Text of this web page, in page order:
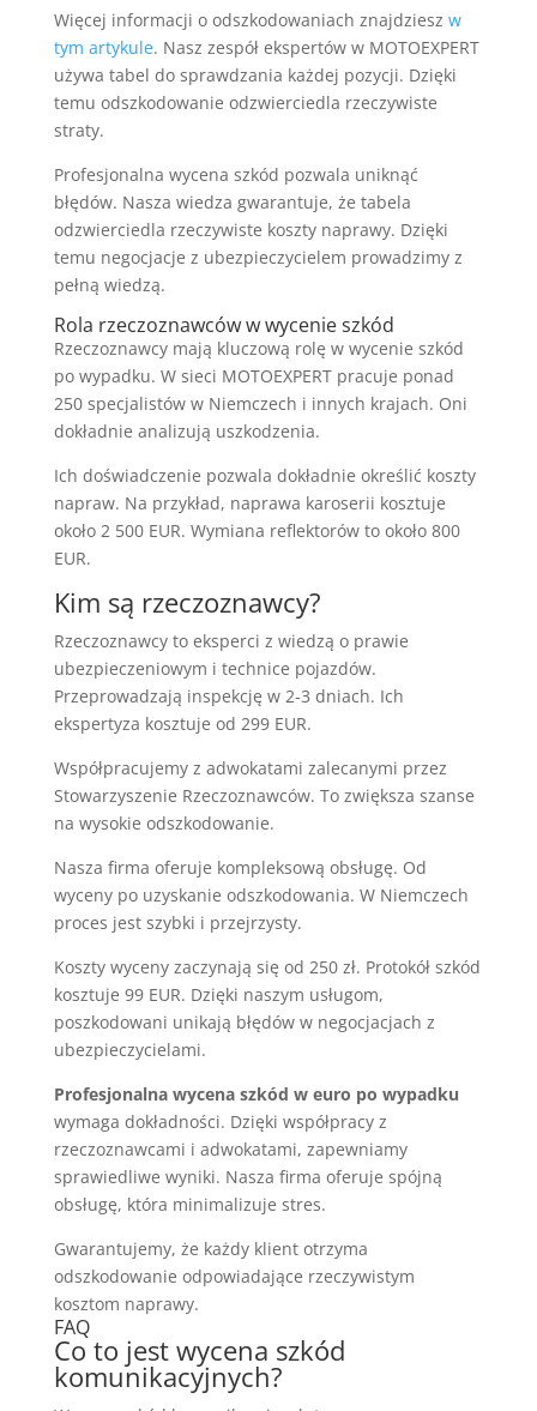
Więcej informacji o odszkodowaniach znajdziesz w
tym artykule. Nasz zespół ekspertów w MOTOEXPERT
używa tabel do sprawdzania każdej pozycji. Dzięki
temu odszkodowanie odzwierciedla rzeczywiste
straty.
Profesjonalna wycena szkód pozwala uniknąć
błędów. Nasza wiedza gwarantuje, że tabela
odzwierciedla rzeczywiste koszty naprawy. Dzięki
temu negocjacje z ubezpieczycielem prowadzimy z
pełną wiedzą.
Rola rzeczoznawców w wycenie szkód
Rzeczoznawcy mają kluczową rolę w wycenie szkód
po wypadku. W sieci MOTOEXPERT pracuje ponad
250 specjalistów w Niemczech i innych krajach. Oni
dokładnie analizują uszkodzenia.
Ich doświadczenie pozwala dokładnie określić koszty
napraw. Na przykład, naprawa karoserii kosztuje
około 2 500 EUR. Wymiana reflektorów to około 800
EUR.
Kim są rzeczoznawcy?
Rzeczoznawcy to eksperci z wiedzą o prawie
ubezpieczeniowym i technice pojazdów.
Przeprowadzają inspekcję w 2-3 dniach. Ich
ekspertyza kosztuje od 299 EUR.
Współpracujemy z adwokatami zalecanymi przez
Stowarzyszenie Rzeczoznawców. To zwiększa szanse
na wysokie odszkodowanie.
Nasza firma oferuje kompleksową obsługę. Od
wyceny po uzyskanie odszkodowania. W Niemczech
proces jest szybki i przejrzysty.
Koszty wyceny zaczynają się od 250 zł. Protokół szkód
kosztuje 99 EUR. Dzięki naszym usługom,
poszkodowani unikają błędów w negocjacjach z
ubezpieczycielami.
Profesjonalna wycena szkód w euro po wypadku
wymaga dokładności. Dzięki współpracy z
rzeczoznawcami i adwokatami, zapewniamy
sprawiedliwe wyniki. Nasza firma oferuje spójną
obsługę, która minimalizuje stres.
Gwarantujemy, że każdy klient otrzyma
odszkodowanie odpowiadające rzeczywistym
kosztom naprawy.
FAQ
Co to jest wycena szkód
komunikacyjnych?